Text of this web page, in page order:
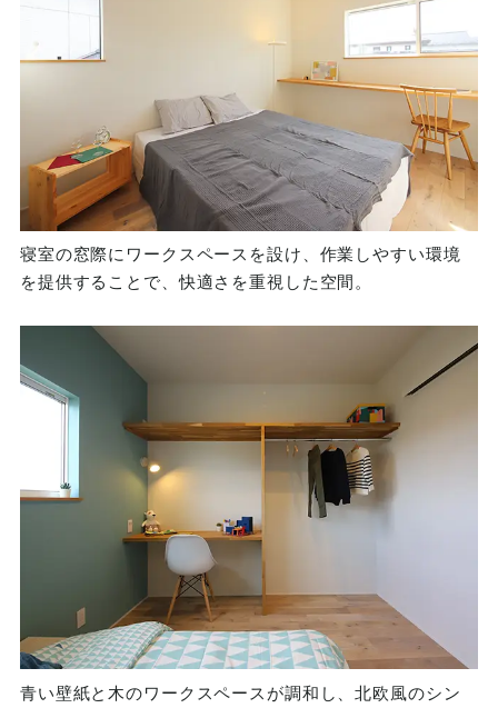
寝室の窓際にワークスペースを設け、作業しやすい環境
を提供することで、快適さを重視した空間。
青い壁紙と木のワークスペースが調和し、北欧風のシン